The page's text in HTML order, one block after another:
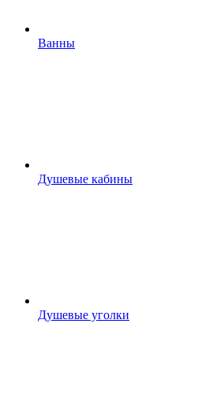
Ванны
Душевые кабины
Душевые уголки